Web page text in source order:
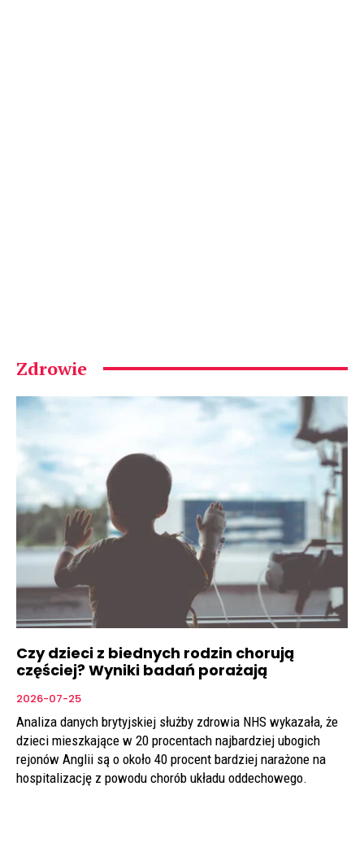
Zdrowie
Czy dzieci z biednych rodzin chorują
częściej? Wyniki badań porażają
2026-07-25
Analiza danych brytyjskiej służby zdrowia NHS wykazała, że
dzieci mieszkające w 20 procentach najbardziej ubogich
rejonów Anglii są o około 40 procent bardziej narażone na
hospitalizację z powodu chorób układu oddechowego.